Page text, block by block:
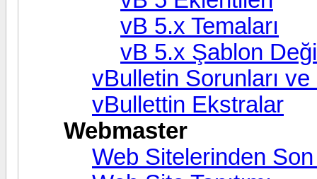
vB 5.x Temaları
vB 5.x Şablon
vBulletin Sorunları
vBullettin Ekstralar
Webmaster
Web Sitelerinden